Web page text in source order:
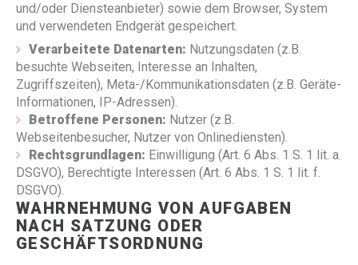
und/oder Diensteanbieter) sowie dem Browser, System
und verwendeten Endgerät gespeichert.
Verarbeitete Datenarten: Nutzungsdaten (z.B.
besuchte Webseiten, Interesse an Inhalten,
Zugriffszeiten), Meta-/Kommunikationsdaten (z.B. Geräte-
Informationen, IP-Adressen).
Betroffene Personen: Nutzer (z.B.
Webseitenbesucher, Nutzer von Onlinediensten).
Rechtsgrundlagen: Einwilligung (Art. 6 Abs. 1 S. 1 lit. a.
DSGVO), Berechtigte Interessen (Art. 6 Abs. 1 S. 1 lit. f.
DSGVO).
WAHRNEHMUNG VON AUFGABEN
NACH SATZUNG ODER
GESCHÄFTSORDNUNG